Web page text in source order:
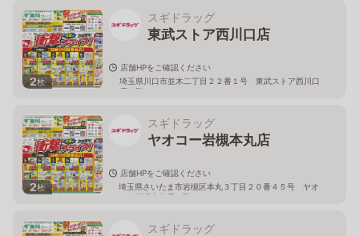
2枚
スギドラッグ
東武ストア西川口店
店舗HPをご確認ください
埼玉県川口市並木二丁目２２番１号 東武ストア西川口
店２階
2枚
スギドラッグ
ヤオコー岩槻本丸店
店舗HPをご確認ください
埼玉県さいたま市岩槻区本丸３丁目２０番４５号 ヤオ
コー岩槻本丸店２階
スギドラッグ